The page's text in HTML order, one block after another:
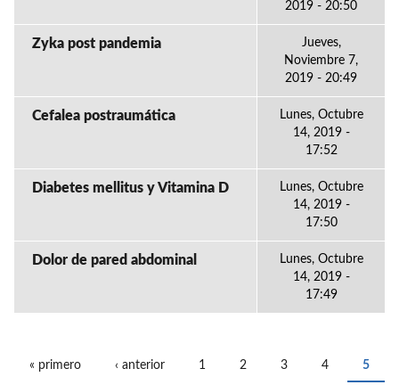
2019 - 20:50
Zyka post pandemia
Jueves,
Noviembre 7,
2019 - 20:49
Cefalea postraumática
Lunes, Octubre
14, 2019 -
17:52
Diabetes mellitus y Vitamina D
Lunes, Octubre
14, 2019 -
17:50
Dolor de pared abdominal
Lunes, Octubre
14, 2019 -
17:49
« primero ‹ anterior 1 2 3 4 5